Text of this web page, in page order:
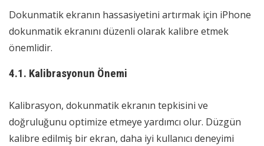
Dokunmatik ekranın hassasiyetini artırmak için iPhone
dokunmatik ekranını düzenli olarak kalibre etmek
önemlidir.
4.1. Kalibrasyonun Önemi
Kalibrasyon, dokunmatik ekranın tepkisini ve
doğruluğunu optimize etmeye yardımcı olur. Düzgün
kalibre edilmiş bir ekran, daha iyi kullanıcı deneyimi